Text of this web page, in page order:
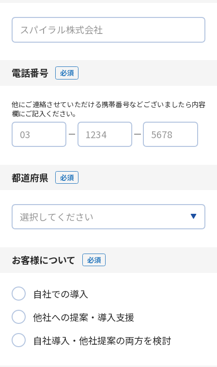
電話番号 必須
他にご連絡させていただける携帯番号などございましたら内容
欄にご記入ください。
都道府県 必須
お客様について 必須
自社での導入
他社への提案・導入支援
自社導入・他社提案の両方を検討